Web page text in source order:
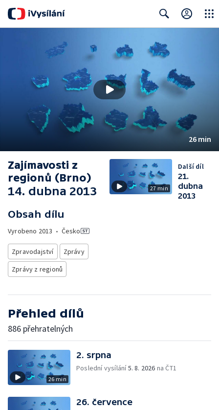
26 min
Zajímavosti z
regionů (Brno)
14. dubna 2013
Obsah dílu
Vyrobeno 2013 • Česko
Zpravodajství
Zprávy
Zprávy z regionů
27 min
Další díl
21.
dubna
2013
Přehled dílů
886 přehratelných
26 min
2. srpna
Poslední vysílání5. 8. 2026 na ČT1
26. července